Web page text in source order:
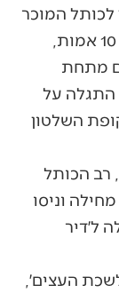
המוכר
לנו. רוחב השער כ-6 מטר, שהם בדיוק 10 אמות,
מתחת
התגלה על
השלטון
רב הכותל
וניסו
ל׳דיר
העצים׳,